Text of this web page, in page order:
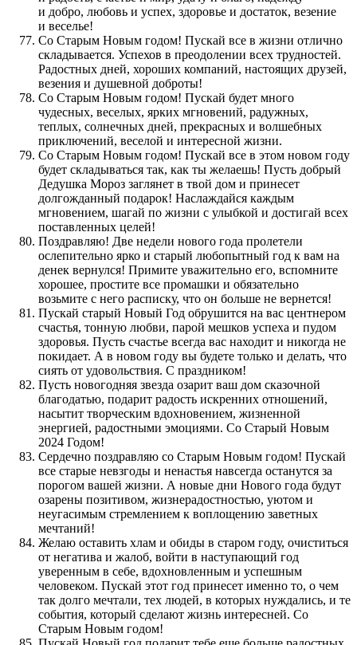
и добро, любовь и успех, здоровье и достаток, везение
и веселье!
Со Старым Новым годом! Пускай все в жизни отлично
складывается. Успехов в преодолении всех трудностей.
Радостных дней, хороших компаний, настоящих друзей,
везения и душевной доброты!
Со Старым Новым годом! Пускай будет много
чудесных, веселых, ярких мгновений, радужных,
теплых, солнечных дней, прекрасных и волшебных
приключений, веселой и интересной жизни.
Со Старым Новым годом! Пускай все в этом новом году
будет складываться так, как ты желаешь! Пусть добрый
Дедушка Мороз заглянет в твой дом и принесет
долгожданный подарок! Наслаждайся каждым
мгновением, шагай по жизни с улыбкой и достигай всех
поставленных целей!
Поздравляю! Две недели нового года пролетели
ослепительно ярко и старый любопытный год к вам на
денек вернулся! Примите уважительно его, вспомните
хорошее, простите все промашки и обязательно
возьмите с него расписку, что он больше не вернется!
Пускай старый Новый Год обрушится на вас центнером
счастья, тонную любви, парой мешков успеха и пудом
здоровья. Пусть счастье всегда вас находит и никогда не
покидает. А в новом году вы будете только и делать, что
сиять от удовольствия. С праздником!
Пусть новогодняя звезда озарит ваш дом сказочной
благодатью, подарит радость искренних отношений,
насытит творческим вдохновением, жизненной
энергией, радостными эмоциями. Со Старый Новым
2024 Годом!
Сердечно поздравляю со Старым Новым годом! Пускай
все старые невзгоды и ненастья навсегда останутся за
порогом вашей жизни. А новые дни Нового года будут
озарены позитивом, жизнерадостностью, уютом и
неугасимым стремлением к воплощению заветных
мечтаний!
Желаю оставить хлам и обиды в старом году, очиститься
от негатива и жалоб, войти в наступающий год
уверенным в себе, вдохновленным и успешным
человеком. Пускай этот год принесет именно то, о чем
так долго мечтали, тех людей, в которых нуждались, и те
события, который сделают жизнь интересней. Со
Старым Новым годом!